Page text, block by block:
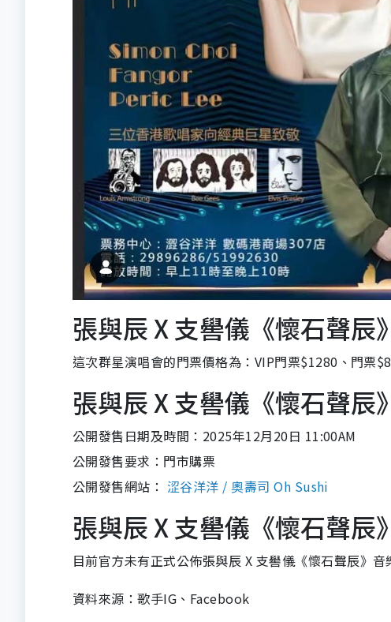
張與辰 X 支嚳儀《懷石聲辰
這次群星演唱會的門票價格為：VIP門票$1280、門票
張與辰 X 支嚳儀《懷石聲
公開發售日期及時間：2025年12月20日 11:00AM
公開發售要求：門市購票
公開發售網站： 涩谷洋洋 / 奧壽司 Oh Sushi
張與辰 X 支嚳儀《懷石聲辰
目前官方未有正式公佈張與辰 X 支嚳儀《懷石聲辰》音
資料來源：歌手IG、Facebook